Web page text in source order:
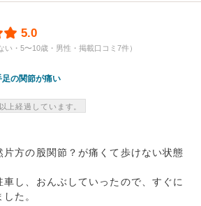
5.0
い・5〜10歳・男性・掲載口コミ7件）
足の関節が痛い
上経過しています。
方の股関節？が痛くて歩けない状態
し、おんぶしていったので、すぐに
た。